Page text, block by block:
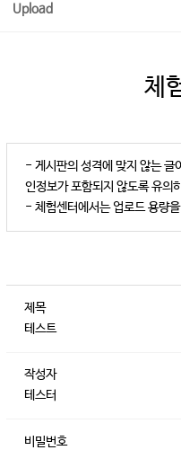
Upload
체
- 게시판의 성격에 맞지 않는 글
인정보가 포함되지 않도록 유의
- 체험센터에서는 업로드 용량
제목
테스트
작성자
테스터
비밀번호